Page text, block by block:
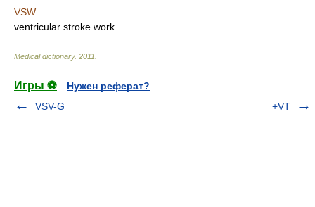
VSW
ventricular stroke work
Medical dictionary. 2011
Игры ⚽
Нужен реферат?
VSV-G
+VT